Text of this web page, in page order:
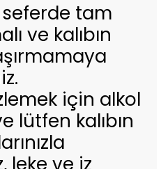
seferde tam
ve kalıbın
için alkol
lütfen kalıbın